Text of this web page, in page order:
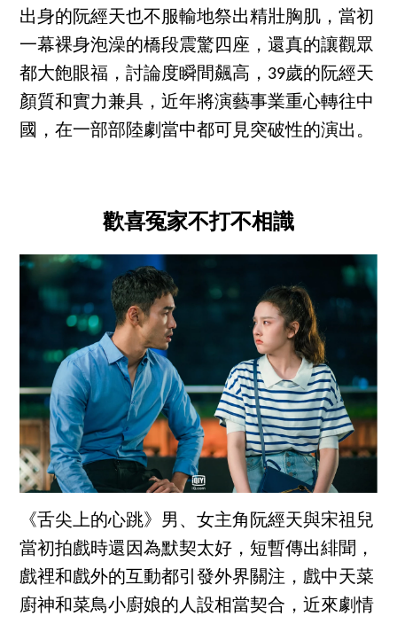
出身的阮經天也不服輸地祭出精壯胸肌，當初
一幕裸身泡澡的橋段震驚四座，還真的讓觀眾
都大飽眼福，討論度瞬間飆高，39歲的阮經天
顏質和實力兼具，近年將演藝事業重心轉往中
國，在一部部陸劇當中都可見突破性的演出。
歡喜冤家不打不相識
《舌尖上的心跳》男、女主角阮經天與宋祖兒
當初拍戲時還因為默契太好，短暫傳出緋聞，
戲裡和戲外的互動都引發外界關注，戲中天菜
廚神和菜鳥小廚娘的人設相當契合，近來劇情